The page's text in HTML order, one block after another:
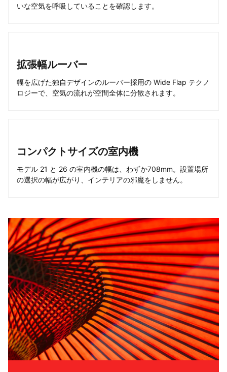
いな空気を呼吸していることを確認します。
拡張幅ルーバー
幅を広げた独自デザインのルーバー採用の Wide Flap テクノ
ロジーで、空気の流れが空間全体に分散されます。
コンパクトサイズの室内機
モデル 21 と 26 の室内機の幅は、わずか708mm。設置場所
の選択の幅が広がり、インテリアの邪魔をしません。